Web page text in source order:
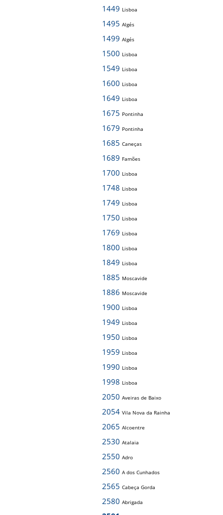
1449 Lisboa
1495 Algés
1499 Algés
1500 Lisboa
1549 Lisboa
1600 Lisboa
1649 Lisboa
1675 Pontinha
1679 Pontinha
1685 Caneças
1689 Famões
1700 Lisboa
1748 Lisboa
1749 Lisboa
1750 Lisboa
1769 Lisboa
1800 Lisboa
1849 Lisboa
1885 Moscavide
1886 Moscavide
1900 Lisboa
1949 Lisboa
1950 Lisboa
1959 Lisboa
1990 Lisboa
1998 Lisboa
2050 Aveiras de Baixo
2054 Vila Nova da Rainha
2065 Alcoentre
2530 Atalaia
2550 Adro
2560 A dos Cunhados
2565 Cabeça Gorda
2580 Abrigada